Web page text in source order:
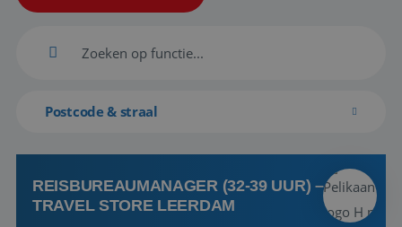
Postcode & straal
REISBUREAUMANAGER (32-39 UUR) –
TRAVEL STORE LEERDAM